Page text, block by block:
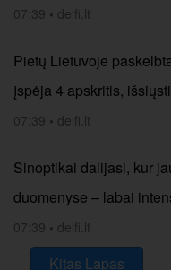
07:39 • delfi.lt
Pietų Lietuvoje
įspėja 4 apskritis,
07:39 • delfi.lt
Sinoptikai dalijasi, kur
duomenyse – labai
07:39 • delfi.lt
Kitas Lapas